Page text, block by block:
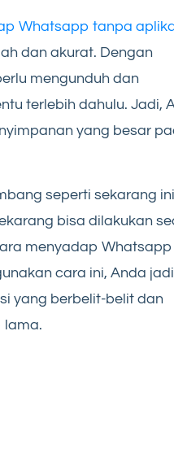
Whatsapp tanpa
dan akurat. Dengan
mengunduh dan
terlebih dahulu. Jadi,
yang besar
seperti sekarang
bisa dilakukan
menyadap Whatsapp
cara ini, Anda jadi
yang berbelit-belit dan
lama.